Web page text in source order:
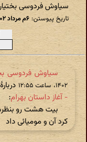
سیاوش فردوسی
تاریخ پیوستن: ۶م مرداد ۱۴۰۲
سیاوش فردوسی
۱۴۰۲، ساعت ۱۲:۵۵
دربارهٔ
- آغاز داستان بهرام:
بیت هشت رو
کرد آن و مومیائی داد